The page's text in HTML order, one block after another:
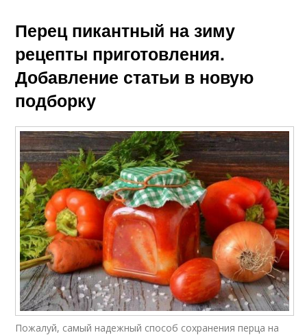
Перец пикантный на зиму
рецепты приготовления.
Добавление статьи в новую
подборку
Пожалуй, самый надежный способ сохранения перца на